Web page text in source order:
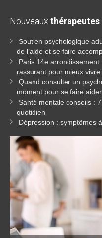
Nouveaux thérapeutes
Soutien psychologique
de l’aide et se faire
Paris 14e
rassurant pour mieux vivre
Quand consulter un
moment pour se faire aider
Santé mentale conseils :
quotidien
Dépression : symptômes